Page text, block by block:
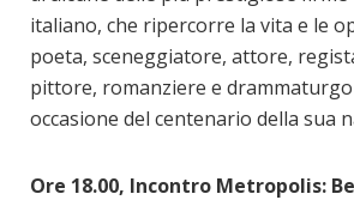
italiano, che ripercorre la vita e le
poeta, sceneggiatore, attore,
pittore, romanziere e
occasione del centenario della sua
Ore 18.00, Incontro Metropolis: